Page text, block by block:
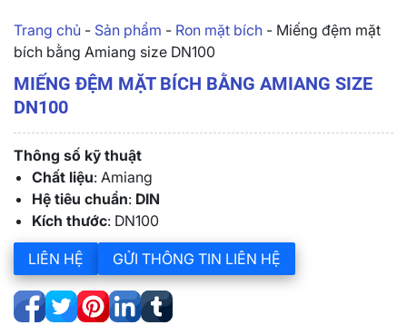
Trang chủ - Sản phẩm - Ron mặt bích - Miếng đệm mặt
bích bằng Amiang size DN100
MIẾNG ĐỆM MẶT BÍCH BẰNG AMIANG SIZE
DN100
Thông số kỹ thuật
Chất liệu: Amiang
Hệ tiêu chuẩn: DIN
Kích thước: DN100
LIÊN HỆ GỬI THÔNG TIN LIÊN HỆ